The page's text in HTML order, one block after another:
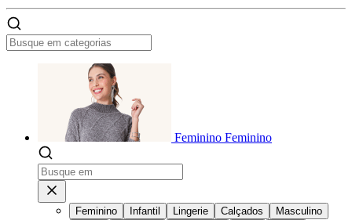
Feminino Feminino
Feminino Infantil Lingerie Calçados
Masculino